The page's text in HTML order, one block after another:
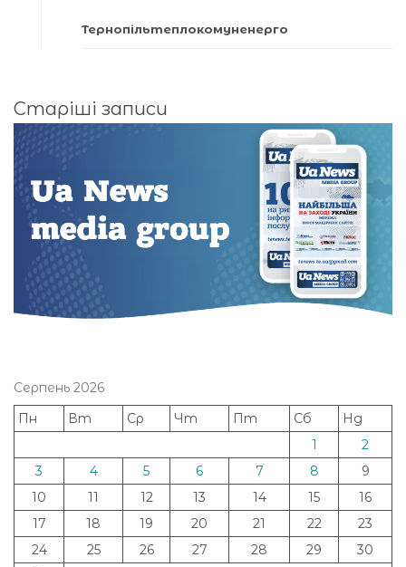
Тернопільтеплокомуненерго
Навігація
за
Старіші записи
Серпень 2026
Пн
Вт Ср Чт Пт Сб
Нд
1
2
3
4 5 6 7 8
9
10
11 12 13 14 15
16
17
18 19 20 21 22
23
24
25 26 27 28 29
30